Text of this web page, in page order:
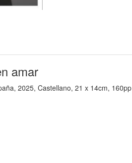
amar
2025, Castellano, 21 x 14cm, 160pp